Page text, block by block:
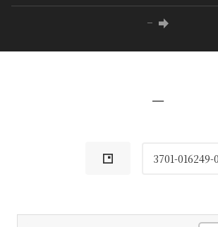
−
−
3701-016249-0